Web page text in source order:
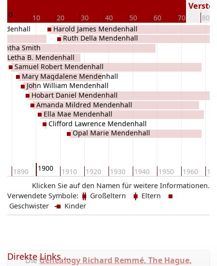
0 10 20 30 40 50 60 70 80
1890 1900 1910 1920 1930 1940 1950 1960
Smith
Letha B. Mendenhall
Samuel Robert Mendenhall
Mary Magdalene Mendenhall
John William Mendenhall
Hobart Daniel Mendenhall
Amanda Mildred Mendenhall
Ella Mae Mendenhall
Clifford Lawrence Mendenhall
Harold James Mendenhall
Ruth Della Mendenhall
Opal Marie Mendenhall
Klicken Sie auf den Namen für weitere Informationen.
Verwendete Symbole:
Großeltern
Eltern
Geschwister
Kinder
Die Genealogy Richard Remmé, The Hague,
Direkte Links ...